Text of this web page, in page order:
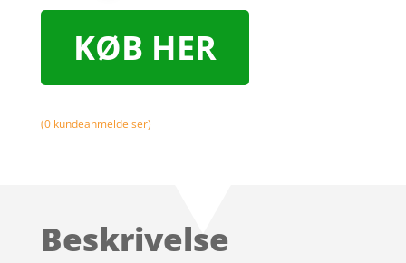
KØB HER
(0kundeanmeldelser)
Beskrivelse